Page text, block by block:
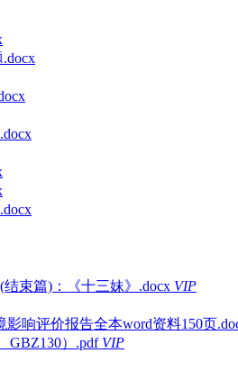
束篇)：《十三妹》.docx VIP
响评价报告全本word资料150页
GBZ130）.pdf VIP